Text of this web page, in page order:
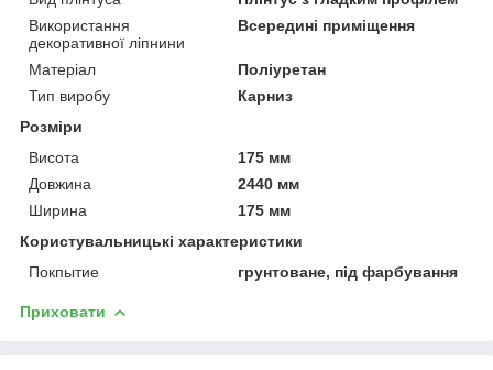
Використання
декоративної ліпнини
Всередині приміщення
Матеріал
Поліуретан
Тип виробу
Карниз
Розміри
Висота
175 мм
Довжина
2440 мм
Ширина
175 мм
Користувальницькі характеристики
Покпытие
грунтоване, під фарбування
Приховати